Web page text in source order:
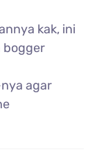
kak, ini
bogger
agar